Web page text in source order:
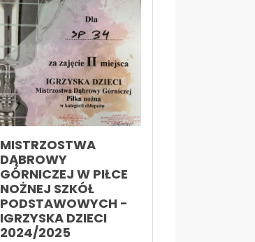
MISTRZOSTWA
DĄBROWY
GÓRNICZEJ W PIŁCE
NOŻNEJ SZKÓŁ
PODSTAWOWYCH -
IGRZYSKA DZIECI
2024/2025